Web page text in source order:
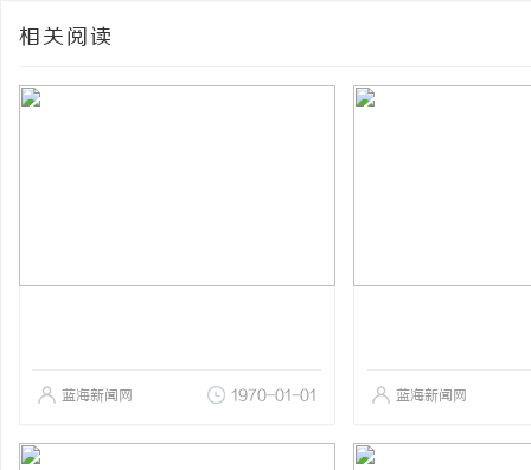
相关阅读
蓝海新闻网 1970-01-01 蓝海新闻网